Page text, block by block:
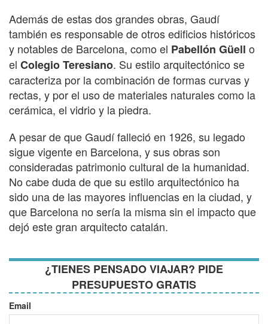
Además de estas dos grandes obras, Gaudí
también es responsable de otros edificios históricos
y notables de Barcelona, como el Pabellón Güell o
el Colegio Teresiano. Su estilo arquitectónico se
caracteriza por la combinación de formas curvas y
rectas, y por el uso de materiales naturales como la
cerámica, el vidrio y la piedra.
A pesar de que Gaudí falleció en 1926, su legado
sigue vigente en Barcelona, y sus obras son
consideradas patrimonio cultural de la humanidad.
No cabe duda de que su estilo arquitectónico ha
sido una de las mayores influencias en la ciudad, y
que Barcelona no sería la misma sin el impacto que
dejó este gran arquitecto catalán.
¿TIENES PENSADO VIAJAR? PIDE
PRESUPUESTO GRATIS
Email